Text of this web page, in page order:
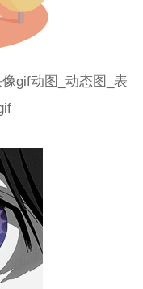
gif动图_动态图_表